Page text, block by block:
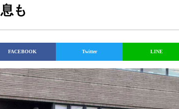
も
FACEBOOK Twitter LINE